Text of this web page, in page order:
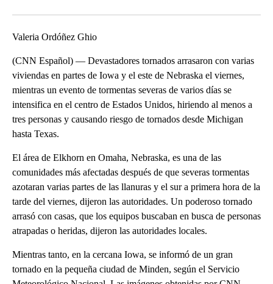
Valeria Ordóñez Ghio
(CNN Español) — Devastadores tornados arrasaron con varias
viviendas en partes de Iowa y el este de Nebraska el viernes,
mientras un evento de tormentas severas de varios días se
intensifica en el centro de Estados Unidos, hiriendo al menos a
tres personas y causando riesgo de tornados desde Michigan
hasta Texas.
El área de Elkhorn en Omaha, Nebraska, es una de las
comunidades más afectadas después de que severas tormentas
azotaran varias partes de las llanuras y el sur a primera hora de la
tarde del viernes, dijeron las autoridades. Un poderoso tornado
arrasó con casas, que los equipos buscaban en busca de personas
atrapadas o heridas, dijeron las autoridades locales.
Mientras tanto, en la cercana Iowa, se informó de un gran
tornado en la pequeña ciudad de Minden, según el Servicio